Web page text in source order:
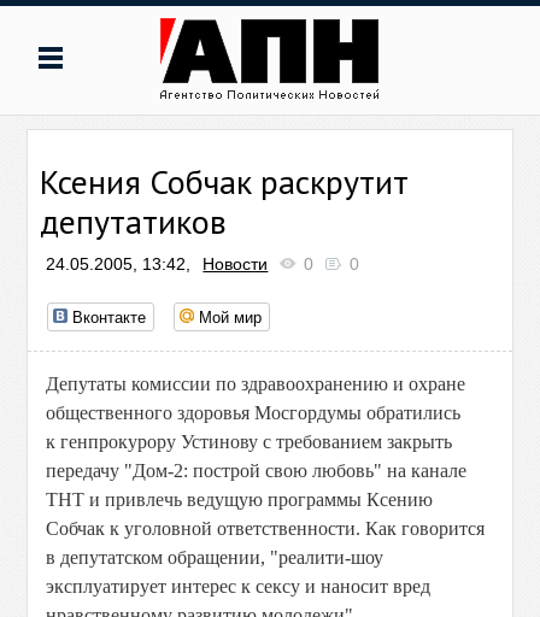
Ксения Собчак раскрутит
депутатиков
24.05.2005, 13:42, Новости 0 0
Вконтакте Мой мир
Депутаты комиссии по здравоохранению и охране
общественного здоровья Мосгордумы обратились
к генпрокурору Устинову с требованием закрыть
передачу "Дом-2: построй свою любовь" на канале
ТНТ и привлечь ведущую программы Ксению
Собчак к уголовной ответственности. Как говорится
в депутатском обращении, "реалити-шоу
эксплуатирует интерес к сексу и наносит вред